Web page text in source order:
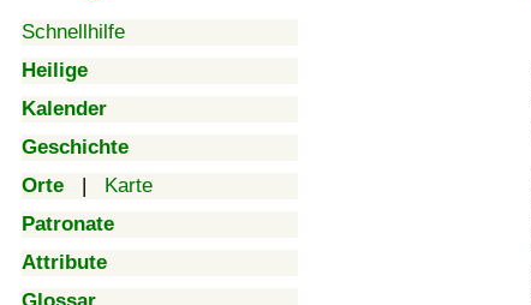
Schnellhilfe
Heilige
Kalender
Geschichte
Orte | Karte
Patronate
Attribute